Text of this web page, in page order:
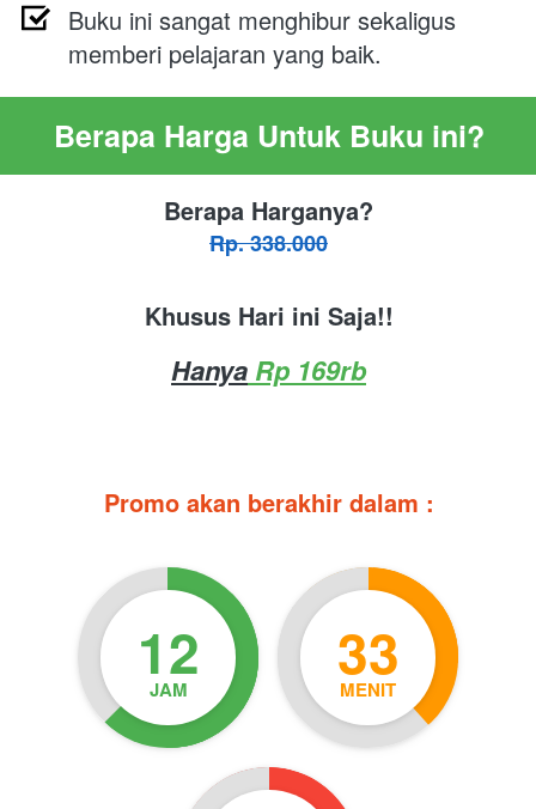
Buku ini sangat menghibur sekaligus
memberi pelajaran yang baik.
Berapa Harga Untuk Buku ini?
Berapa Harganya?
Rp. 338.000
Khusus Hari ini Saja!!
Hanya Rp 169rb
Promo akan berakhir dalam :
12
JAM 33
MENIT